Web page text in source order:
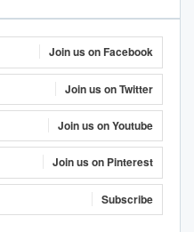
Join us on Facebook
Join us on Twitter
Join us on Youtube
Join us on Pinterest
Subscribe